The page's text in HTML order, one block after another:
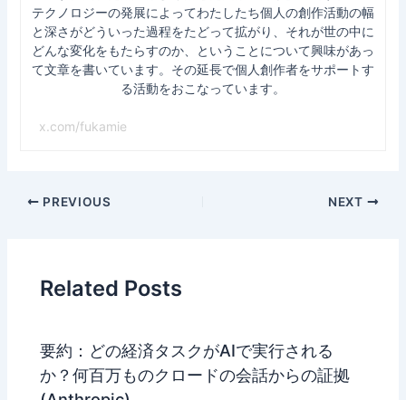
テクノロジーの発展によってわたしたち個人の創作活動の幅
と深さがどういった過程をたどって拡がり、それが世の中に
どんな変化をもたらすのか、ということについて興味があっ
て文章を書いています。その延長で個人創作者をサポートす
る活動をおこなっています。
x.com/fukamie
Post
PREVIOUS NEXT
Related Posts
要約：どの経済タスクがAIで実行される
か？何百万ものクロードの会話からの証拠